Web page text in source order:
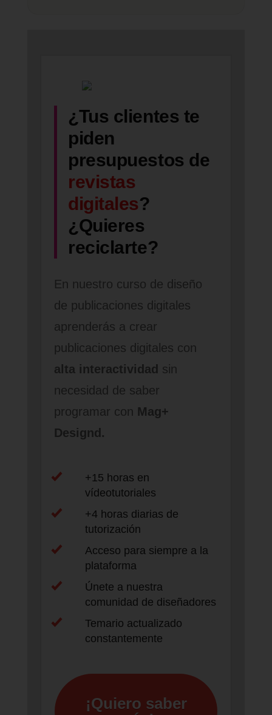
¿Tus clientes te
piden
presupuestos de
revistas
digitales?
¿Quieres
reciclarte?
En nuestro curso de diseño
de publicaciones digitales
aprenderás a crear
publicaciones digitales con
alta interactividad sin
necesidad de saber
programar con Mag+
Designd.
+15 horas en
vídeotutoriales
+4 horas diarias de
tutorización
Acceso para siempre a la
plataforma
Únete a nuestra
comunidad de diseñadores
Temario actualizado
constantemente
¡Quiero saber